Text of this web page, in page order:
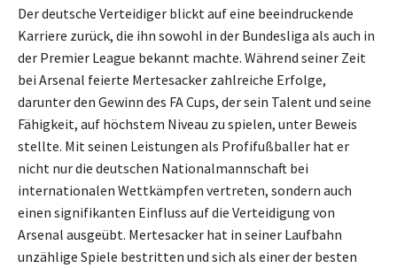
Der deutsche Verteidiger blickt auf eine beeindruckende
Karriere zurück, die ihn sowohl in der Bundesliga als auch in
der Premier League bekannt machte. Während seiner Zeit
bei Arsenal feierte Mertesacker zahlreiche Erfolge,
darunter den Gewinn des FA Cups, der sein Talent und seine
Fähigkeit, auf höchstem Niveau zu spielen, unter Beweis
stellte. Mit seinen Leistungen als Profifußballer hat er
nicht nur die deutschen Nationalmannschaft bei
internationalen Wettkämpfen vertreten, sondern auch
einen signifikanten Einfluss auf die Verteidigung von
Arsenal ausgeübt. Mertesacker hat in seiner Laufbahn
unzählige Spiele bestritten und sich als einer der besten